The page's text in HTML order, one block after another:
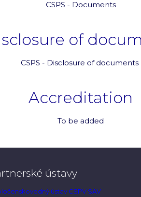
CSPS - Documents
of
CSPS - Disclosure of documents
Accreditation
To be added
ústavy
ústav CSPV SAV